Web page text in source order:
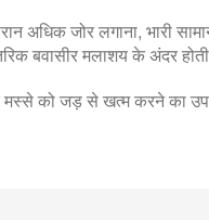
अधिक जोर लगाना, भारी
बवासीर मलाशय के अंदर
मस्से को जड़ से खत्म करने का